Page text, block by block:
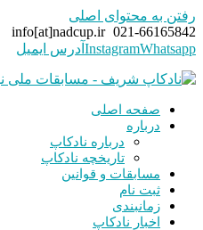
رفتن به محتوای اصلی
021-66165842
info[at]nadcup.ir
InstagramWhatsapp آدرس ایمیل
صفحه اصلی
درباره
درباره نادکاپ
تاریخچه نادکاپ
مسابقات و قوانین
ثبت نام
زمانبندی
اخبار نادکاپ